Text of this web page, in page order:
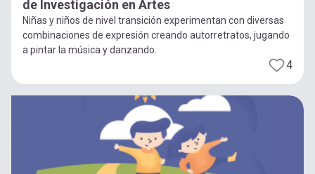
de Investigación en Artes
Niñas y niños de nivel transición experimentan con diversas
combinaciones de expresión creando autorretratos, jugando
a pintar la música y danzando.
4